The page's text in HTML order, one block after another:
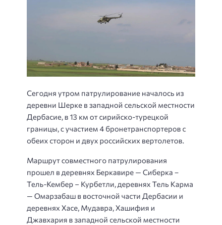
Сегодня утром патрулирование началось из
деревни Шерке в западной сельской местности
Дербасие, в 13 км от сирийско-турецкой
границы, с участием 4 бронетранспортеров с
обеих сторон и двух российских вертолетов.
Маршрут совместного патрулирования
прошел в деревнях Беркавире — Сиберка –
Тель-Кембер – Курбетли, деревнях Тель Карма
— Омарзабаш в восточной части Дербасии и
деревнях Хасе, Мудавра, Хашифия и
Джавхария в западной сельской местности